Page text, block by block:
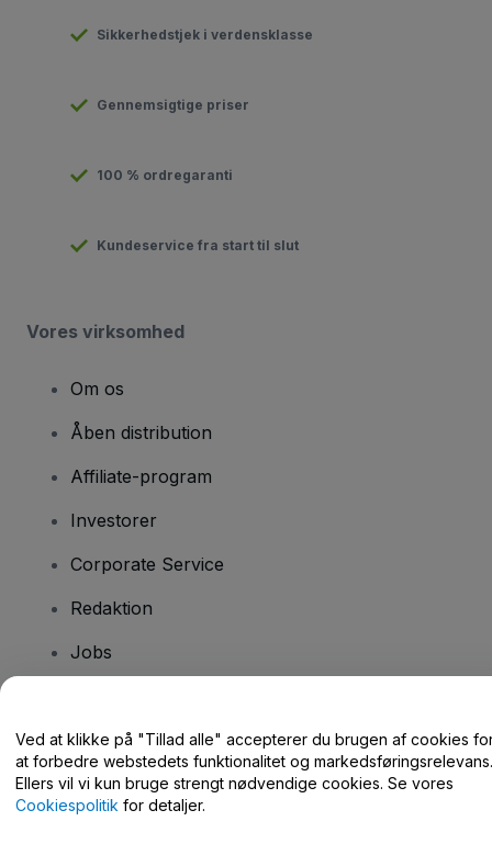
Sikkerhedstjek i verdensklasse
Gennemsigtige priser
100 % ordregaranti
Kundeservice fra start til slut
Vores virksomhed
Om os
Åben distribution
Affiliate-program
Investorer
Corporate Service
Redaktion
Jobs
Har du spørgsmål?
Hjælpecenter / Kontakt os
Ved at klikke på "Tillad alle" accepterer du brugen af cookies
at forbedre webstedets funktionalitet og markedsføringsrelevans.
Ellers vil vi kun bruge strengt nødvendige cookies. Se vores
Cookiespolitik for detaljer.